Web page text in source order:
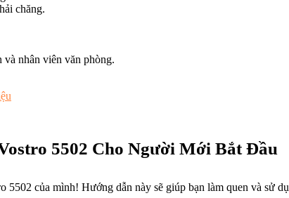
chăng.
nhân viên văn phòng.
5502 Cho Người Mới Bắt Đầu
5502 của mình! Hướng dẫn này sẽ giúp bạn làm quen và sử